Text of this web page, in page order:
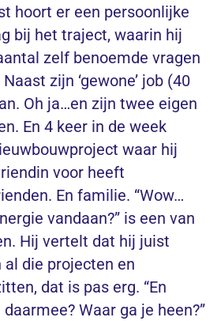
hoort er een persoonlijke
bij het traject, waarin hij
zelf benoemde vragen
zijn ‘gewone’ job (40
Oh ja…en zijn twee eigen
En 4 keer in de week
waar hij
voor heeft
En familie. “Wow…
vandaan?” is een van
Hij vertelt dat hij juist
die projecten en
dat is pas erg. “En
Waar ga je heen?”